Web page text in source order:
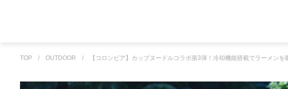
TOP / OUTDOOR / 【コロンビア】カップヌードルコラボ第3弾！冷却機能搭載でラーメンを